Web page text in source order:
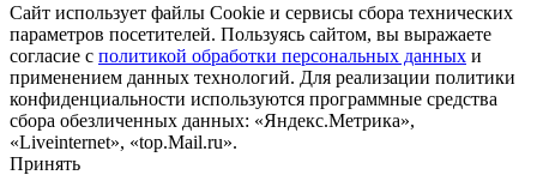
Сайт использует файлы Cookie и сервисы сбора технических
параметров посетителей. Пользуясь сайтом, вы выражаете
согласие с политикой обработки персональных данных и
применением данных технологий. Для реализации политики
конфиденциальности используются программные средства
сбора обезличенных данных: «Яндекс.Метрика»,
«Liveinternet», «top.Mail.ru».
Принять